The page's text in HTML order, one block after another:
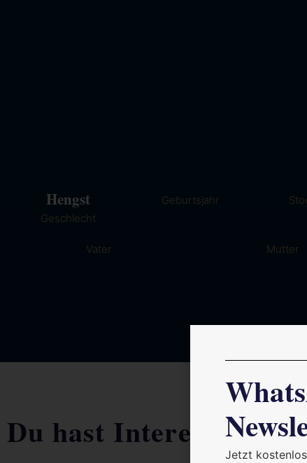
Hengst
Geschlecht
Geburtsjahr
Vater Mutter
Du hast Interesse?
Jetzt